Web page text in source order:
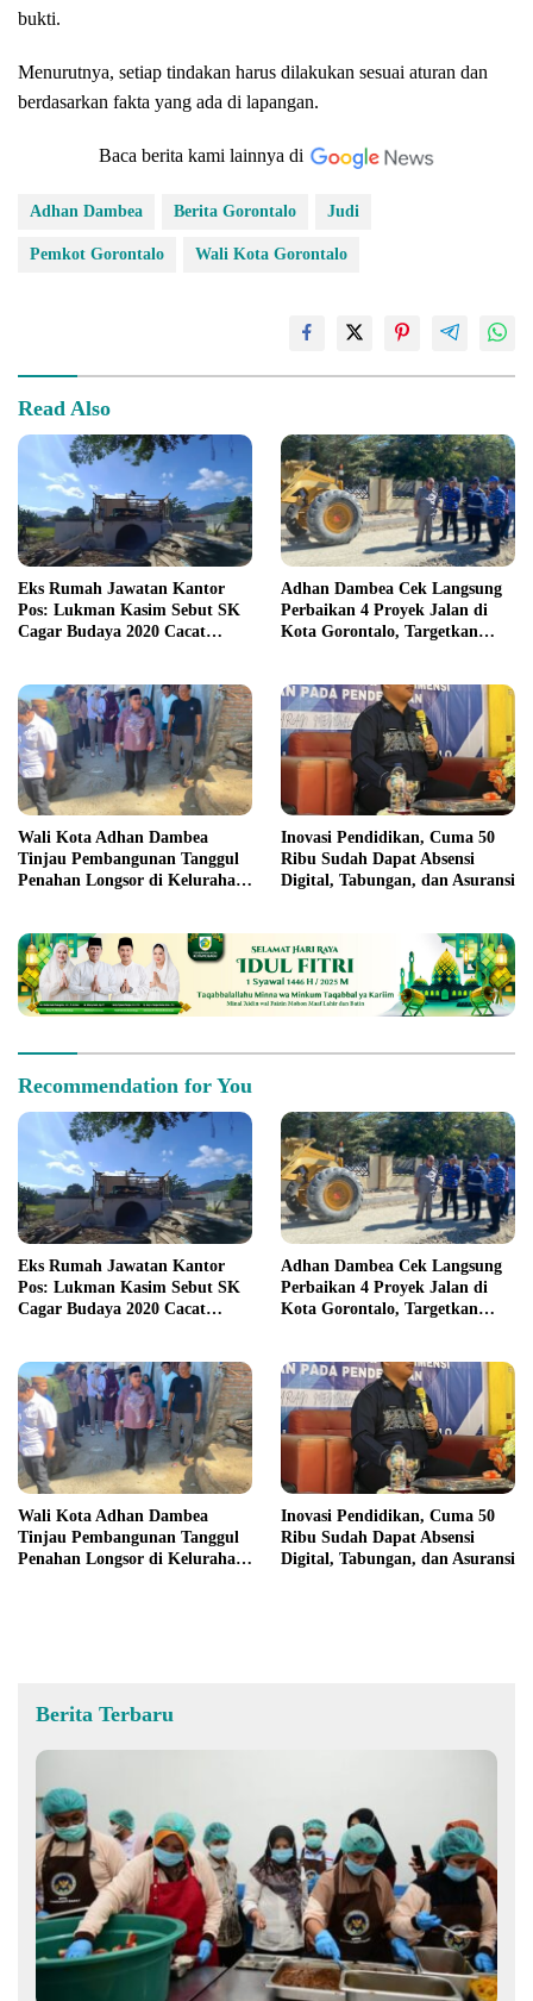
bukti.
Menurutnya, setiap tindakan harus dilakukan sesuai aturan dan
berdasarkan fakta yang ada di lapangan.
Baca berita kami lainnya di
Adhan Dambea Berita Gorontalo Judi
Pemkot Gorontalo Wali Kota Gorontalo
Read Also
Eks Rumah Jawatan Kantor
Pos: Lukman Kasim Sebut SK
Cagar Budaya 2020 Cacat
Adhan Dambea Cek Langsung
Perbaikan 4 Proyek Jalan di
Kota Gorontalo, Targetkan
Wali Kota Adhan Dambea
Tinjau Pembangunan Tanggul
Penahan Longsor di Kelurahan
Inovasi Pendidikan, Cuma 50
Ribu Sudah Dapat Absensi
Digital, Tabungan, dan Asuransi
Recommendation for You
Eks Rumah Jawatan Kantor
Pos: Lukman Kasim Sebut SK
Cagar Budaya 2020 Cacat
Adhan Dambea Cek Langsung
Perbaikan 4 Proyek Jalan di
Kota Gorontalo, Targetkan
Wali Kota Adhan Dambea
Tinjau Pembangunan Tanggul
Penahan Longsor di Kelurahan
Inovasi Pendidikan, Cuma 50
Ribu Sudah Dapat Absensi
Digital, Tabungan, dan Asuransi
Berita Terbaru